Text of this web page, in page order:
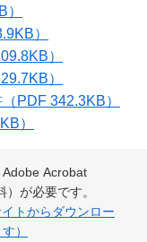
）
）
）
（PDF 342.3KB）
）
Acrobat
が必要です。
トからダウンロー
）